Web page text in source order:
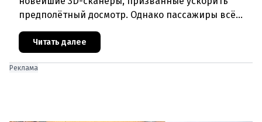
предполётный досмотр. Однако пассажиры всё
отправляют на дополнительную пров
Читать далее
Реклама